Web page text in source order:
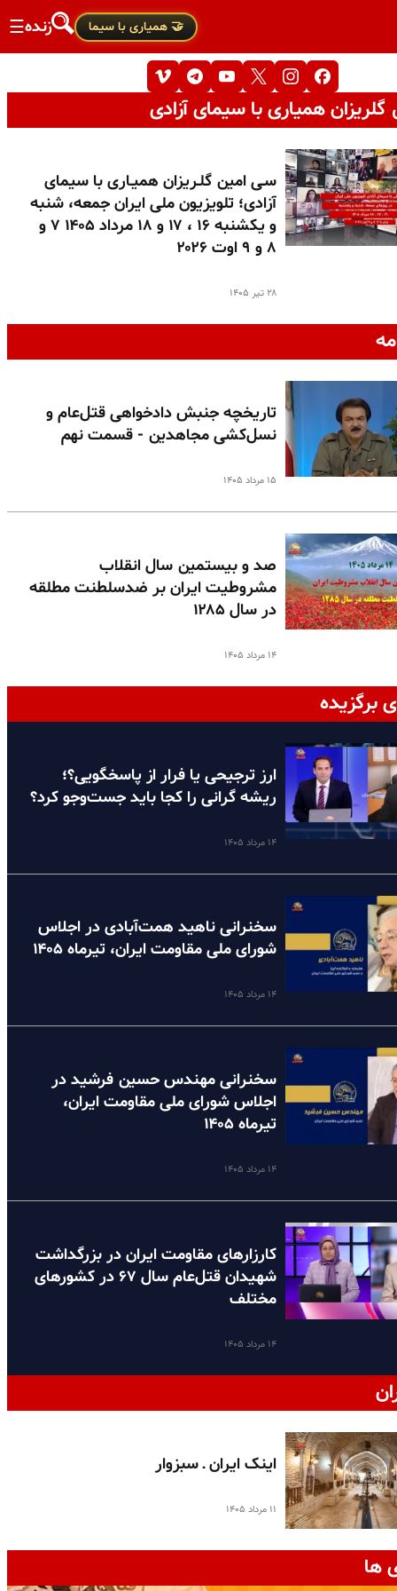
🤝 همیاری با سیما زنده☰
همیاری با سیمای آزادی
سـی امین گلـریزان همیـاری با سیمای
آزادی؛ تلویزیون ملی ایران جمعه، شنبه
و یکشنبه ۱۶ ، ۱۷ و ۱۸ مرداد ۱۴۰۵ ۷ و
۸ و ۹ اوت ۲۰۲۶
۲۸ تیر ۱۴۰۵
تاریخچه جنبش دادخواهی قتل‌عام و
نسل‌کشی مجاهدین - قسمت نهم
۱۵ مرداد ۱۴۰۵
صد و بیستمین سال انقلاب
مشروطیت ایران بر ضدسلطنت مطلقه
در سال ۱۲۸۵
۱۴ مرداد ۱۴۰۵
برگزیده
ارز ترجیحی یا فرار از پاسخگویی؟؛
ریشه گرانی را کجا باید جست‌وجو کرد؟
۱۴ مرداد ۱۴۰۵
سخنرانی ناهید همت‌آبادی در اجلاس
شورای ملی مقاومت ایران، تیرماه ۱۴۰۵
۱۴ مرداد ۱۴۰۵
سخنرانی مهندس حسین فرشید در
اجلاس شورای ملی مقاومت ایران،
تیرماه ۱۴۰۵
۱۴ مرداد ۱۴۰۵
کارزارهای مقاومت ایران در بزرگداشت
شهیدان قتل‌عام سال ۶۷ در کشورهای
مختلف
۱۴ مرداد ۱۴۰۵
اینک ایران ـ سبزوار
۱۱ مرداد ۱۴۰۵
ها